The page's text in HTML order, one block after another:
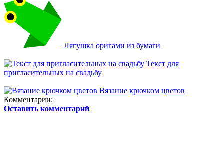
Лягушка оригами из бумаги
Текст для
пригласительных на свадьбу
Вязание крючком цветов
Комментарии:
Оставить комментарий